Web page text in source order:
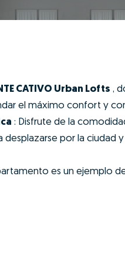
CATIVO Urban Lofts ,
el máximo confort y
: Disfrute de la
desplazarse por la ciudad
es un ejemplo